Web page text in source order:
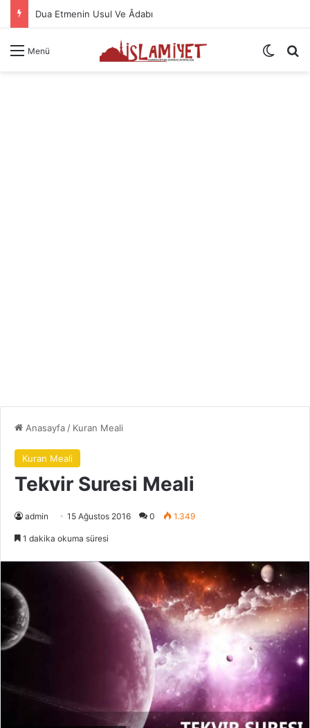
Dua Etmenin Usul Ve Âdabı
Menü Dış
Anasayfa/ Kuran Meali
Kuran Meali
Tekvir Suresi Meali
admin 15 Ağustos 2016 0 1.349
1 dakika okuma süresi